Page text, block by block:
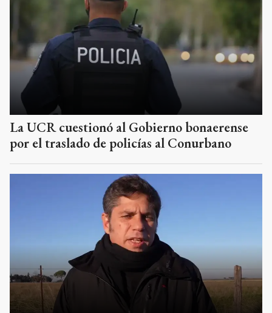
La UCR cuestionó al Gobierno bonaerense
por el traslado de policías al Conurbano